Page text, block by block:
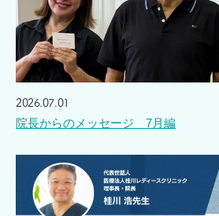
2026.07.01
院長からのメッセージ 7月編